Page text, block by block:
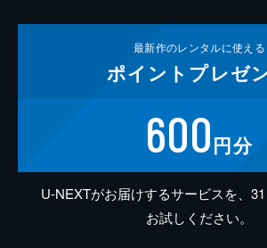
最新作のレンタルに使える
ポイント プレゼ
600円分
U-NEXTがお届けするサービスを、
お試しください。